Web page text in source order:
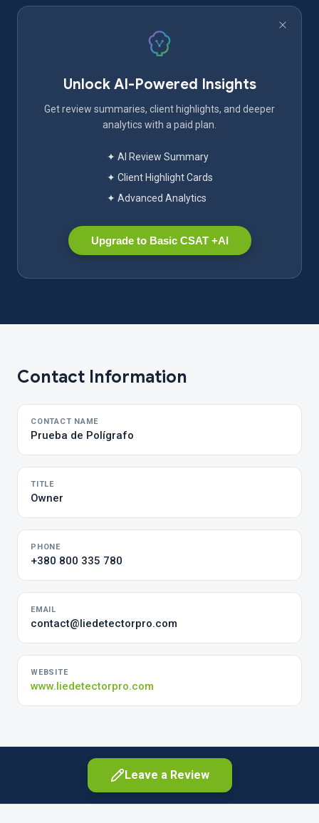
Unlock AI-Powered Insights
Get review summaries, client highlights, and deeper
analytics with a paid plan.
✦ AI Review Summary
✦ Client Highlight Cards
✦ Advanced Analytics
Upgrade to Basic CSAT +AI
Contact Information
CONTACT NAME
Prueba de Polígrafo
TITLE
Owner
PHONE
+380 800 335 780
EMAIL
contact@liedetectorpro.com
WEBSITE
www.liedetectorpro.com
Leave a Review